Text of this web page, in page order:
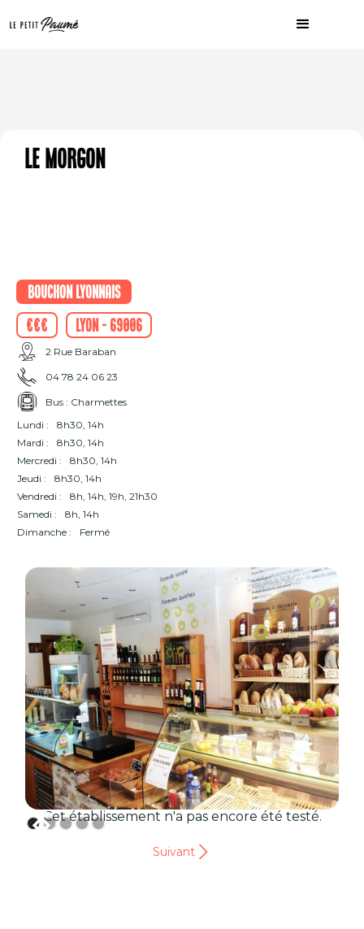
Le Morgon
Bouchon Lyonnais
€€€
Lyon - 69006
2 Rue Baraban
04 78 24 06 23
Bus : Charmettes
Lundi :
8h30, 14h
Mardi :
8h30, 14h
Mercredi :
8h30, 14h
Jeudi :
8h30, 14h
Vendredi :
8h, 14h, 19h, 21h30
Samedi :
8h, 14h
Dimanche :
Fermé
Cet établissement n'a pas encore été testé.
Suivant